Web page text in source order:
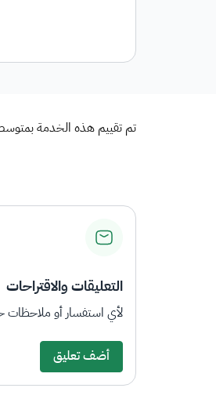
تم تقييم هذه الخدمة
التعليقات والاقتراحات
لأي استفسار أو ملاحظات
أضف تعليق